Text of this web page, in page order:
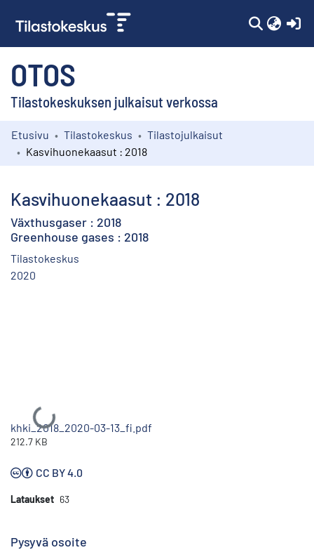
OTOS
Tilastokeskuksen julkaisut verkossa
Kokoelmat
Etusivu Tilastokeskus
Tilastojulkaisut
Kasvihuonekaasut : 2018
Kasvihuonekaasut : 2018
Växthusgaser : 2018
Greenhouse gases : 2018
Tilastokeskus
2020
Ladataan...
khki_2018_2020-03-13_fi.pdf
212.7 KB
CC BY 4.0
Lataukset 63
Pysyvä osoite